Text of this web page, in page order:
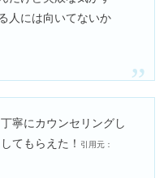
人には向いてないか
寧にカウンセリングし
てもらえた！
引用元：